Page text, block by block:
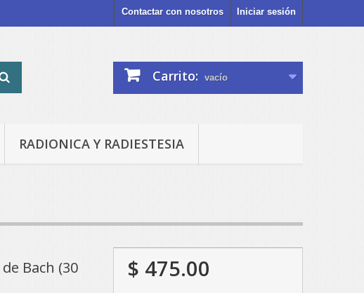
Iniciar sesión
Contactar con nosotros
Carrito: vacío
RADIONICA Y RADIESTESIA
Bach (30
$ 475.00